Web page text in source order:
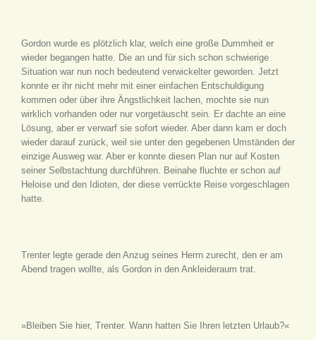
Gordon wurde es plötzlich klar, welch eine große Dummheit er
wieder begangen hatte. Die an und für sich schon schwierige
Situation war nun noch bedeutend verwickelter geworden. Jetzt
konnte er ihr nicht mehr mit einer einfachen Entschuldigung
kommen oder über ihre Ängstlichkeit lachen, mochte sie nun
wirklich vorhanden oder nur vorgetäuscht sein. Er dachte an eine
Lösung, aber er verwarf sie sofort wieder. Aber dann kam er doch
wieder darauf zurück, weil sie unter den gegebenen Umständen der
einzige Ausweg war. Aber er konnte diesen Plan nur auf Kosten
seiner Selbstachtung durchführen. Beinahe fluchte er schon auf
Heloise und den Idioten, der diese verrückte Reise vorgeschlagen
hatte.
Trenter legte gerade den Anzug seines Herrn zurecht, den er am
Abend tragen wollte, als Gordon in den Ankleideraum trat.
»Bleiben Sie hier, Trenter. Wann hatten Sie Ihren letzten Urlaub?«